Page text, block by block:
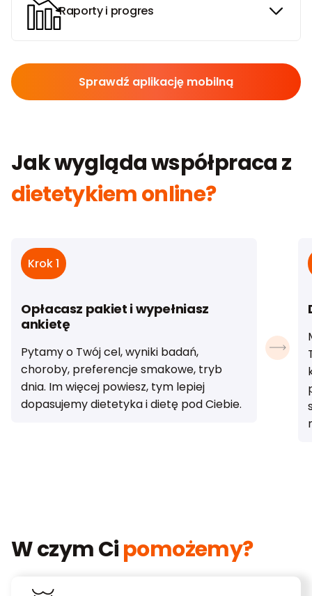
Raporty i progres
Sprawdź aplikację mobilną
Jak wygląda współpraca z
dietetykiem online?
Krok 1
Opłacasz pakiet i wypełniasz
ankietę
Pytamy o Twój cel, wyniki badań,
choroby, preferencje smakowe, tryb
dnia. Im więcej powiesz, tym lepiej
dopasujemy dietetyka i dietę pod Ciebie.
W czym Cipomożemy?